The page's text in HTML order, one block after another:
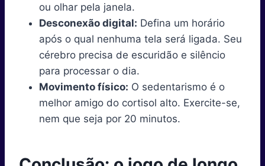
ou olhar pela janela.
Desconexão digital: Defina um horário
após o qual nenhuma tela será ligada. Seu
cérebro precisa de escuridão e silêncio
para processar o dia.
Movimento físico: O sedentarismo é o
melhor amigo do cortisol alto. Exercite-se,
nem que seja por 20 minutos.